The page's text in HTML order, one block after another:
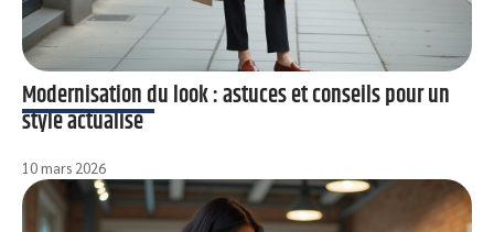
Modernisation du look : astuces et conseils pour un
style actualisé
10 mars 2026